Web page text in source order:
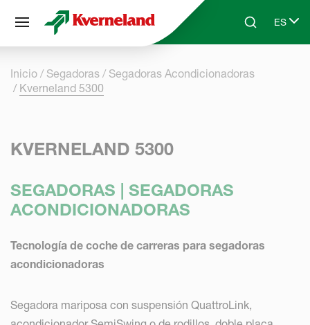
Skip to main contentSearchES
Select
Inicio Segadoras
Segadoras Acondicionadoras
Kverneland 5300
KVERNELAND 5300
SEGADORAS | SEGADORAS
ACONDICIONADORAS
Tecnología de coche de carreras para segadoras
acondicionadoras
Segadora mariposa con suspensión QuattroLink,
Panel de gestión de cookies